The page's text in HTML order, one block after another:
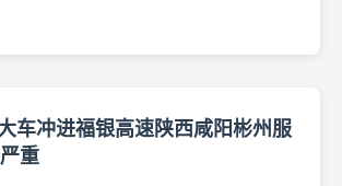
车冲进福银高速陕西咸阳彬州服
重